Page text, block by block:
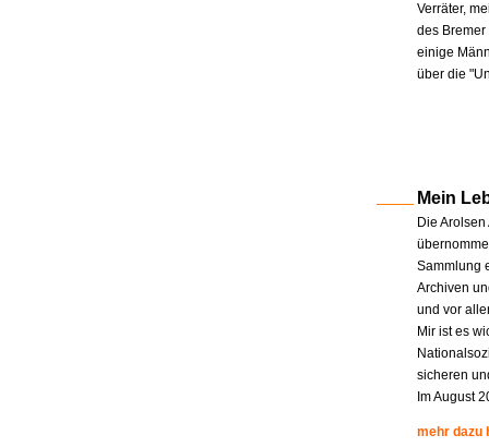
Verräter,
des
einige
über die
Mein
Die
Sammlung
Archiven
und vor
Mir ist es
sicheren
Im August
mehr dazu